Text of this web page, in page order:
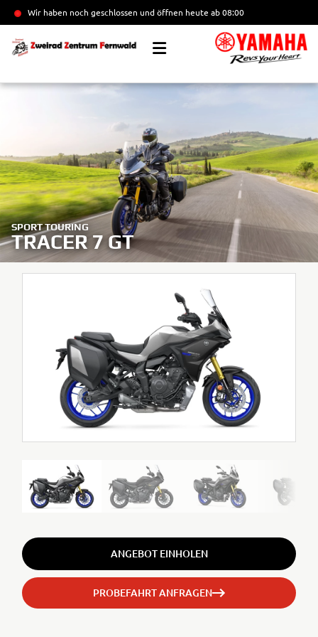
Wir haben noch geschlossen und öffnen heute ab 08:00
SPORT TOURING
TRACER 7 GT
ANGEBOT EINHOLEN
PROBEFAHRT ANFRAGEN